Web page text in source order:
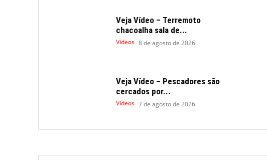
Veja Vídeo – Terremoto
chacoalha sala de...
Vídeos 8 de agosto de 2026
Veja Vídeo – Pescadores são
cercados por...
Vídeos 7 de agosto de 2026